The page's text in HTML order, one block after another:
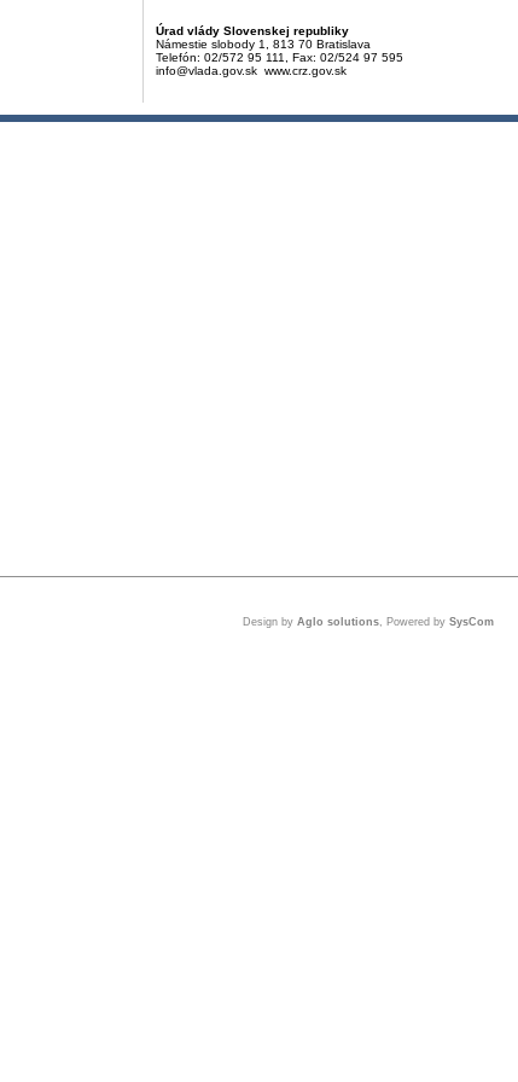
Úrad vlády Slovenskej republiky
Námestie slobody 1, 813 70 Bratislava
Telefón: 02/572 95 111, Fax: 02/524 97 595
info@vlada.gov.sk www.crz.gov.sk
Design by Aglo solutions, Powered by SysCom